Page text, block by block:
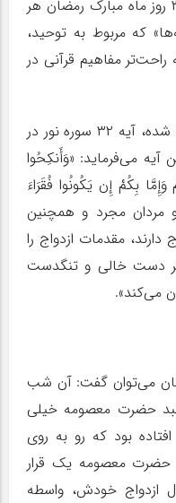
می شود. بر همین اساس در این ۳۰ روز ماه مبارک رمضان هر
که مربوط به توحید،
مفاهیم قرآنی در
هجدهمین آیه‌ای که به آن پرداخته شده، آیه ۳۲ سوره نور در
می‌فرماید: «وَأَنکِحُوا
بِکُمْ إِن یَکُونُوا فُقَرَاءَ
مردان مجرد و همچنین
مقدمات ازدواج را
دست خالی و تنگدست
می‌کند».
می‌توان گفت: آن شب
حضرت معصومه خیلی
بود که رو به روی
حضرت معصومه یک قرار
ازدواج خودش، واسطه